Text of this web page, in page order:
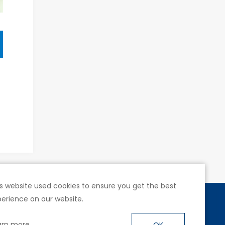
website used cookies to ensure you get the best
on our website.
4樓